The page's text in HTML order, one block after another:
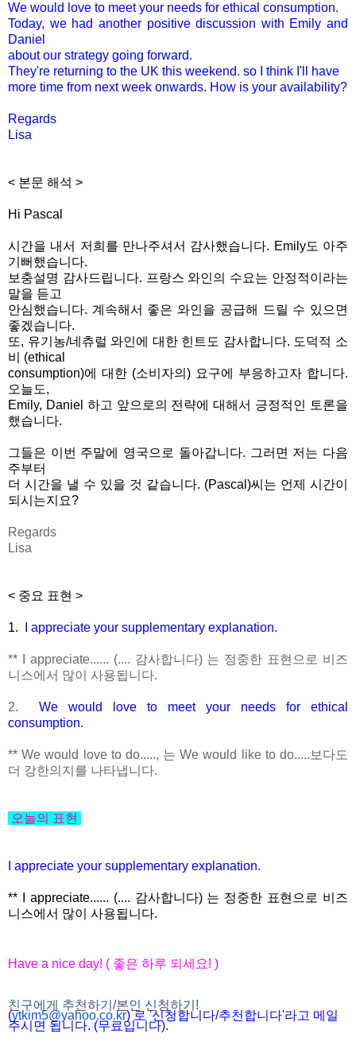
We would love to meet your needs for ethical consumption.
Today, we had another positive discussion with Emily and
Daniel
about our strategy going forward.
They're returning to the UK this weekend. so I think I'll have
more time from next week onwards. How is your availability?
Regards
Lisa
< 본문 해석 >
Hi Pascal
시간을 내서 저희를 만나주셔서 감사했습니다. Emily도 아주
기뻐했습니다.
보충설명 감사드립니다. 프랑스 와인의 수요는 안정적이라는
말을 듣고
안심했습니다. 계속해서 좋은 와인을 공급해 드릴 수 있으면
좋겠습니다.
또, 유기농/네츄럴 와인에 대한 힌트도 감사합니다. 도덕적 소
비 (ethical
consumption)에 대한 (소비자의) 요구에 부응하고자 합니다.
오늘도,
Emily, Daniel 하고 앞으로의 전략에 대해서 긍정적인 토론을
했습니다.
그들은 이번 주말에 영국으로 돌아갑니다. 그러면 저는 다음
주부터
더 시간을 낼 수 있을 것 같습니다. (Pascal)씨는 언제 시간이
되시는지요?
Regards
Lisa
< 중요 표현 >
1. I appreciate your supplementary explanation.
** I appreciate...... (.... 감사합니다) 는 정중한 표현으로 비즈
니스에서 많이 사용됩니다.
2.
We would love to meet your needs for ethical
consumption.
** We would love to do....., 는 We would like to do.....보다도
더 강한의지를 나타냅니다.
오늘의 표현
I appreciate your supplementary explanation.
** I appreciate...... (.... 감사합니다) 는 정중한 표현으로 비즈
니스에서 많이 사용됩니다.
Have a nice day! ( 좋은 하루 되세요! )
친구에게 추천하기/본인 신청하기!
(ytkim5@yahoo.co.kr) 로 '신청합니다/추천합니다'라고 메일
주시면 됩니다. (무료입니다).